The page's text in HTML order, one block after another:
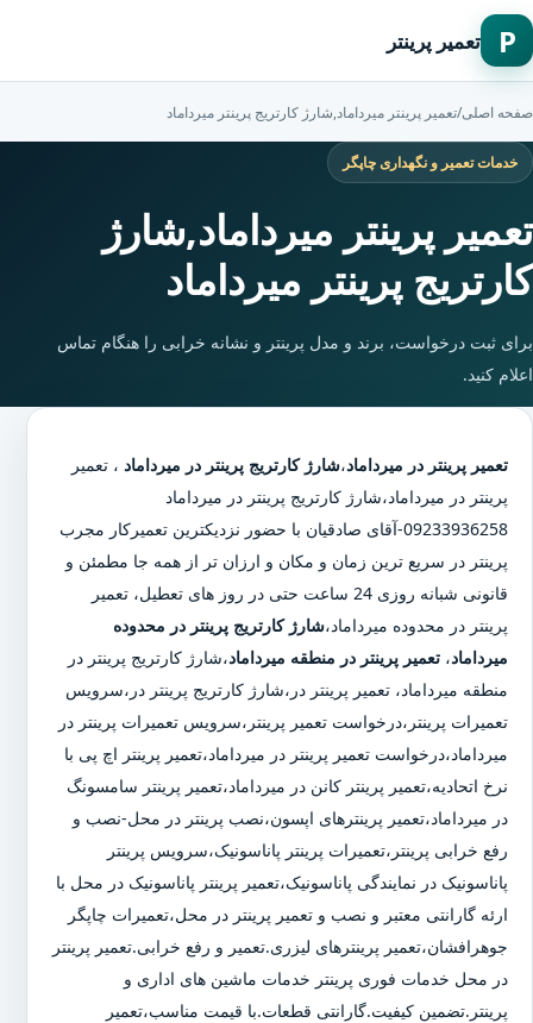
P تعمیر پرینتر
صفحه اصلی/تعمیر پرینتر میرداماد,شارژ کارتریج پرینتر میرداماد
خدمات تعمیر و نگهداری چاپگر
تعمیر پرینتر میرداماد,شارژ
کارتریج پرینتر میرداماد
برای ثبت درخواست، برند و مدل پرینتر و نشانه خرابی را هنگام تماس
اعلام کنید.
تعمیر پرینتر در میرداماد،شارژ کارتریج پرینتر در میرداماد ، تعمیر
پرینتر در میرداماد،شارژ کارتریج پرینتر در میرداماد
09233936258-آقای صادقیان با حضور نزدیکترین تعمیرکار مجرب
پرینتر در سریع ترین زمان و مکان و ارزان تر از همه جا مطمئن و
قانونی شبانه روزی 24 ساعت حتی در روز های تعطیل، تعمیر
پرینتر در محدوده میرداماد،شارژ کارتریج پرینتر در محدوده
میرداماد، تعمیر پرینتر در منطقه میرداماد،شارژ کارتریج پرینتر در
منطقه میرداماد، تعمیر پرینتر در،شارژ کارتریج پرینتر در،سرویس
تعمیرات پرینتر،درخواست تعمیر پرینتر،سرویس تعمیرات پرینتر در
میرداماد،درخواست تعمیر پرینتر در میرداماد،تعمیر پرینتر اچ پی با
نرخ اتحادیه،تعمیر پرینتر کانن در میرداماد،تعمیر پرینتر سامسونگ
در میرداماد،تعمیر پرینترهای اپسون،نصب پرینتر در محل-نصب و
رفع خرابی پرینتر،تعمیرات پرینتر پاناسونیک،سرویس پرینتر
پاناسونیک در نمایندگی پاناسونیک،تعمیر پرینتر پاناسونیک در محل با
ارئه گارانتی معتبر و نصب و تعمیر پرینتر در محل،تعمیرات چاپگر
جوهرافشان،تعمیر پرینترهای لیزری.تعمیر و رفع خرابی.تعمیر پرینتر
در محل خدمات فوری پرینتر خدمات ماشین های اداری و
پرینتر.تضمین کیفیت.گارانتی قطعات.با قیمت مناسب،تعمیر